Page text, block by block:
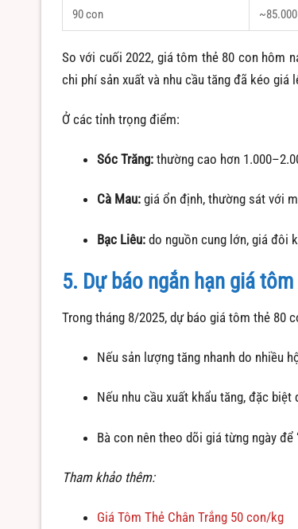
90 con ~85.000
So với cuối 2022, giá tôm thẻ 80 con hôm
chi phí sản xuất và nhu cầu tăng đã kéo giá
Ở các tỉnh trọng điểm:
Sóc Trăng:thường cao hơn
Cà Mau:giá ổn định, thường sát với
Bạc Liêu:do nguồn cung lớn, giá đôi
5. Dự báo ngắn hạn giá
Trong tháng 8/2025, dự báo giá tôm thẻ 80
Nếu sản lượng tăng nhanh do nhiều
Nếu nhu cầu xuất khẩu tăng, đặc
Bà con nên theo dõi giá từng ngày
Tham khảo thêm:
Giá Tôm Thẻ Chân Trắng 50 con/kg